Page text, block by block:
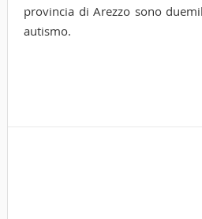
provincia di Arezzo sono
autismo.